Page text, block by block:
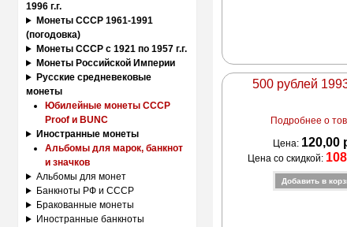
1996 г.г.
Монеты СССР 1961-1991
(погодовка)
Монеты СССР с 1921 по 1957 г.г.
Монеты Российской Империи
Русские средневековые
монеты
Юбилейные монеты СССР
Proof и BUNC
Иностранные монеты
Альбомы для марок, банкнот
и значков
Альбомы для монет
Банкноты РФ и СССР
Бракованные монеты
Иностранные банкноты
500 рублей
Подробнее о
Цена: 120,00
Цена со скидкой: